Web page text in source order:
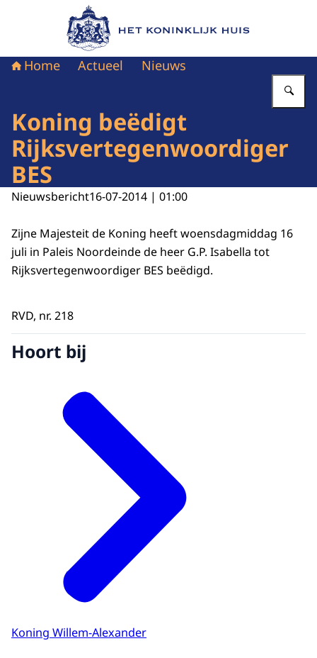
Naar de homepage van Het Koninklijk Huis
Home Actueel Nieuws
Koning beëdigt
Rijksvertegenwoordiger
BES
Nieuwsbericht16-07-2014 | 01:00
Zijne Majesteit de Koning heeft woensdagmiddag 16
juli in Paleis Noordeinde de heer G.P. Isabella tot
Rijksvertegenwoordiger BES beëdigd.
RVD, nr. 218
Hoort bij
Koning Willem-Alexander